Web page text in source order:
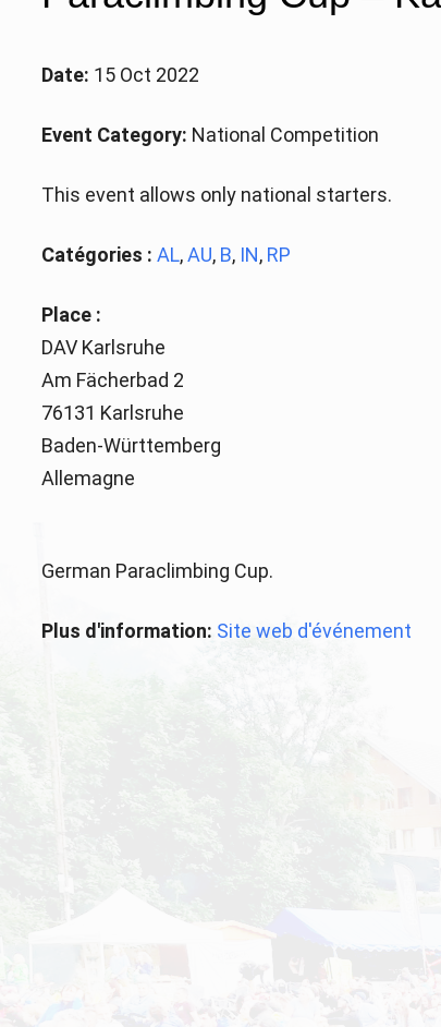
Date: 15 Oct 2022
Event Category: National Competition
This event allows only national starters.
Catégories : AL,AU, B, IN, RP
Place :
DAV Karlsruhe
Am Fächerbad 2
76131 Karlsruhe
Baden-Württemberg
Allemagne
German Paraclimbing Cup.
Plus d'information: Site web d'événement